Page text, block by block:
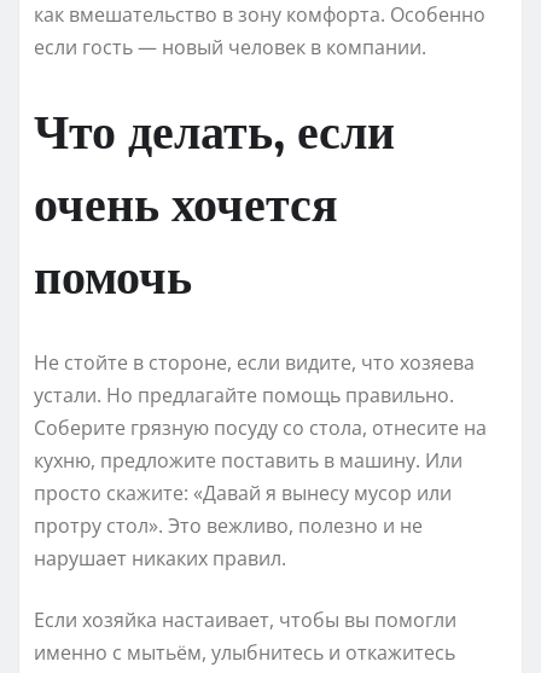
как вмешательство в зону комфорта. Особенно
если гость — новый человек в компании.
Что делать, если
очень хочется
помочь
Не стойте в стороне, если видите, что хозяева
устали. Но предлагайте помощь правильно.
Соберите грязную посуду со стола, отнесите на
кухню, предложите поставить в машину. Или
просто скажите: «Давай я вынесу мусор или
протру стол». Это вежливо, полезно и не
нарушает никаких правил.
Если хозяйка настаивает, чтобы вы помогли
именно с мытьём, улыбнитесь и откажитесь